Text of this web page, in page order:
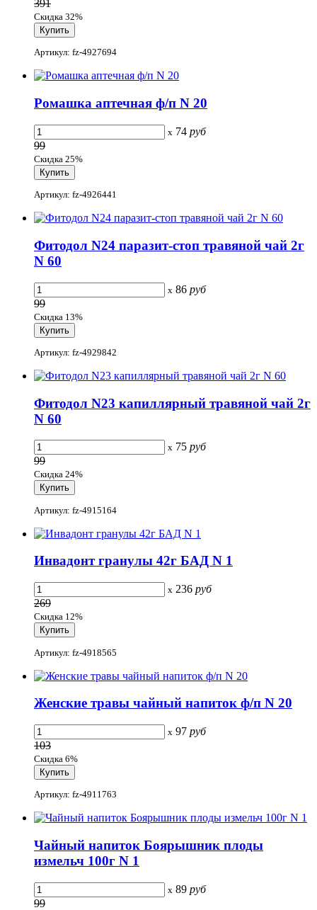
391
Скидка 32%
Артикул: fz-4927694
Ромашка аптечная ф/п N 20
x 74 руб
99
Скидка 25%
Артикул: fz-4926441
Фитодол N24 паразит-стоп травяной чай 2г
N 60
x 86 руб
99
Скидка 13%
Артикул: fz-4929842
Фитодол N23 капиллярный травяной чай 2г
N 60
x 75 руб
99
Скидка 24%
Артикул: fz-4915164
Инвадонт гранулы 42г БАД N 1
x 236 руб
269
Скидка 12%
Артикул: fz-4918565
Женские травы чайный напиток ф/п N 20
x 97 руб
103
Скидка 6%
Артикул: fz-4911763
Чайный напиток Боярышник плоды
измельч 100г N 1
x 89 руб
99